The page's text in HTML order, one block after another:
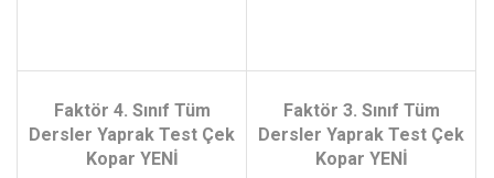
Faktör 4. Sınıf Tüm
Dersler Yaprak Test Çek
Kopar YENİ
Faktör 3. Sınıf Tüm
Dersler Yaprak Test Çek
Kopar YENİ